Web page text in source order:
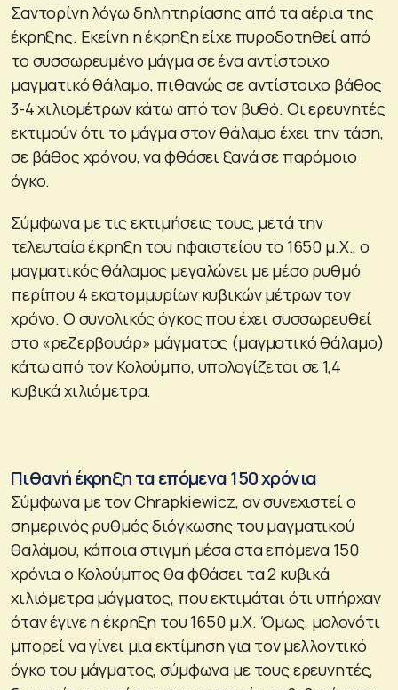
Σαντορίνη λόγω δηλητηρίασης από τα αέρια της
έκρηξης. Εκείνη η έκρηξη είχε πυροδοτηθεί από
το συσσωρευμένο μάγμα σε ένα αντίστοιχο
μαγματικό θάλαμο, πιθανώς σε αντίστοιχο βάθος
3-4 χιλιομέτρων κάτω από τον βυθό. Οι ερευνητές
εκτιμούν ότι το μάγμα στον θάλαμο έχει την τάση,
σε βάθος χρόνου, να φθάσει ξανά σε παρόμοιο
όγκο.
Σύμφωνα με τις εκτιμήσεις τους, μετά την
τελευταία έκρηξη του ηφαιστείου το 1650 μ.Χ., ο
μαγματικός θάλαμος μεγαλώνει με μέσο ρυθμό
περίπου 4 εκατομμυρίων κυβικών μέτρων τον
χρόνο. Ο συνολικός όγκος που έχει συσσωρευθεί
στο «ρεζερβουάρ» μάγματος (μαγματικό θάλαμο)
κάτω από τον Κολούμπο, υπολογίζεται σε 1,4
κυβικά χιλιόμετρα.
Πιθανή έκρηξη τα επόμενα 150 χρόνια
Σύμφωνα με τον Chrapkiewicz, αν συνεχιστεί ο
σημερινός ρυθμός διόγκωσης του μαγματικού
θαλάμου, κάποια στιγμή μέσα στα επόμενα 150
χρόνια ο Κολούμπος θα φθάσει τα 2 κυβικά
χιλιόμετρα μάγματος, που εκτιμάται ότι υπήρχαν
όταν έγινε η έκρηξη του 1650 μ.Χ. Όμως, μολονότι
μπορεί να γίνει μια εκτίμηση για τον μελλοντικό
όγκο του μάγματος, σύμφωνα με τους ερευνητές,